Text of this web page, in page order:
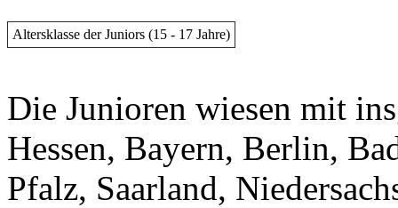
Altersklasse der Juniors (15 - 17 Jahre)
Die Junioren wiesen mit
Hessen, Bayern, Berlin,
Pfalz, Saarland,